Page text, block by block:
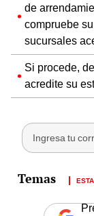
de
compruebe
sucursales
Si procede,
acredite su